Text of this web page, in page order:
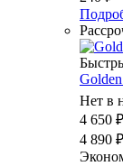
Нет в
4 650 ₽
4 890 ₽